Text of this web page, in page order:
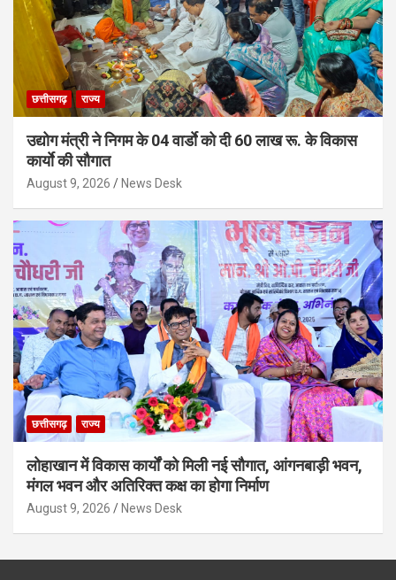
छत्तीसगढ़ राज्य
उद्योग मंत्री ने निगम के 04 वार्डाे को दी 60 लाख रू. के विकास
कार्याे की सौगात
August 9, 2026 News Desk
छत्तीसगढ़ राज्य
लोहाखान में विकास कार्यों को मिली नई सौगात, आंगनबाड़ी भवन,
मंगल भवन और अतिरिक्त कक्ष का होगा निर्माण
August 9, 2026 News Desk